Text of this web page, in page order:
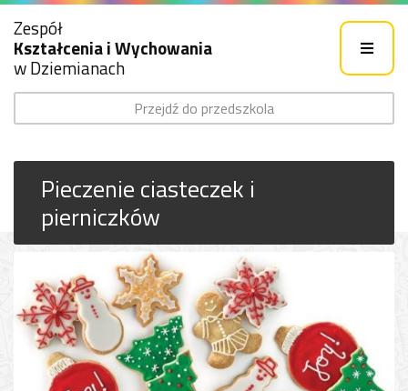
Zespół
Kształcenia i Wychowania
w Dziemianach
Przejdź do przedszkola
Pieczenie ciasteczek i
pierniczków